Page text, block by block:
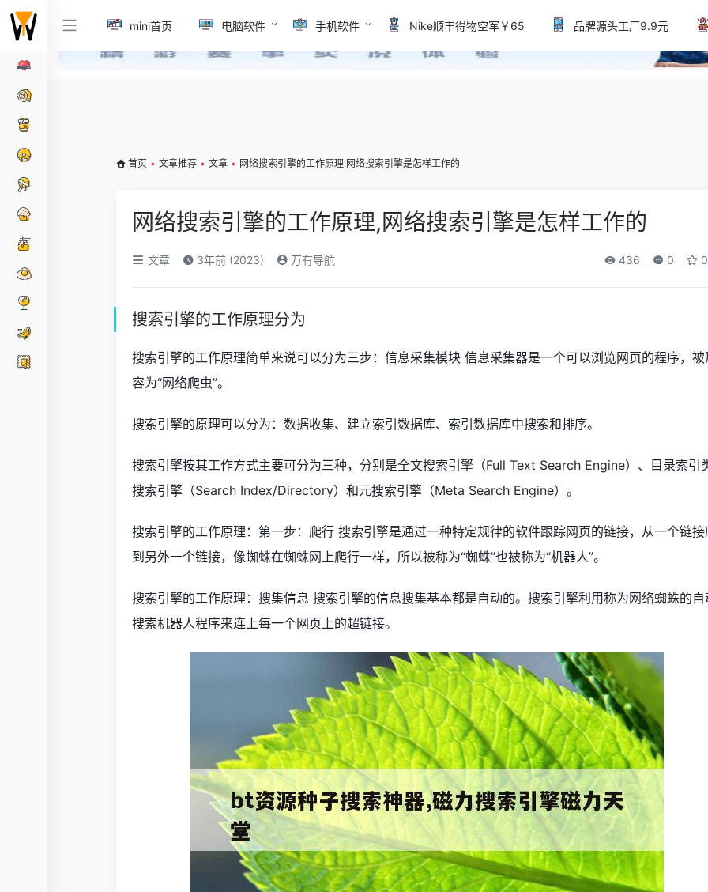
mini首页 电脑软件 手机软件 Nike顺丰得物空军￥65 品牌源头工厂9.9元
首页 • 文章推荐 • 文章 • 网络搜索引擎的工作原理,网络搜索引擎是怎样工作的
网络搜索引擎的工作原理,网络搜索引擎是怎样工作的
文章 3年前 (2023) 万有导航 436 0 0
搜索引擎的工作原理分为
搜索引擎的工作原理简单来说可以分为三步：信息采集模块 信息采集器是一个可以浏览网页的程序，被
容为“网络爬虫”。
搜索引擎的原理可以分为：数据收集、建立索引数据库、索引数据库中搜索和排序。
搜索引擎按其工作方式主要可分为三种，分别是全文搜索引擎（Full Text Search Engine）、目录索引
搜索引擎（Search Index/Directory）和元搜索引擎（Meta Search Engine）。
搜索引擎的工作原理：第一步：爬行 搜索引擎是通过一种特定规律的软件跟踪网页的链接，从一个链接
到另外一个链接，像蜘蛛在蜘蛛网上爬行一样，所以被称为“蜘蛛”也被称为“机器人”。
搜索引擎的工作原理：搜集信息 搜索引擎的信息搜集基本都是自动的。搜索引擎利用称为网络蜘蛛的自
搜索机器人程序来连上每一个网页上的超链接。